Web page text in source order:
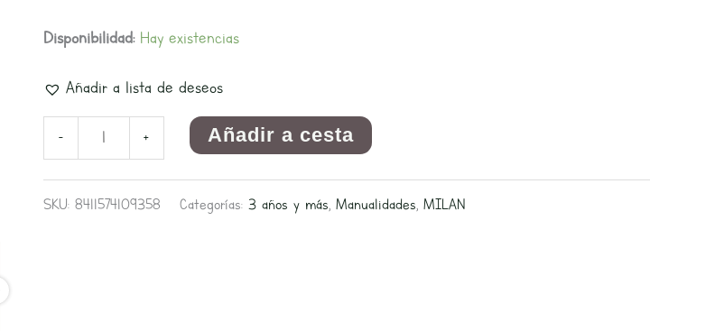
Disponibilidad: Hay existencias
Añadir a lista de deseos
- + Añadir a cesta
SKU: 8411574109358 Categorías: 3 años y más, Manualidades, MILAN